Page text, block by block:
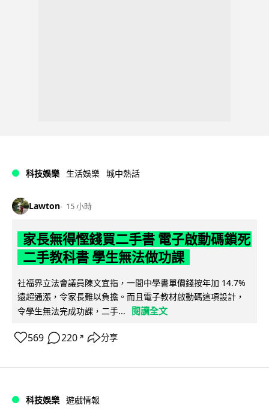
科技娛樂 生活娛樂 城中熱話
Lawton 15 小時
家長無得慳錢買二手書 電子啟動碼鎖死
二手教科書 學生無法做功課
社福界立法會議員陳文宜指，一間中學書單價錢按年加 14.7%
遠超通漲，令家長難以負擔。而且電子教材啟動碼這項設計，
令學生無法完成功課，二手...
閱讀全文
569 220 ↗ 分享
科技娛樂 遊戲情報